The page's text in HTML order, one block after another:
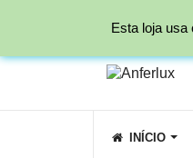
Ligue para
INÍCIO
Esta loja usa